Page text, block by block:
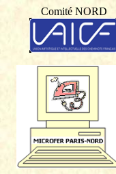
Comité NORD